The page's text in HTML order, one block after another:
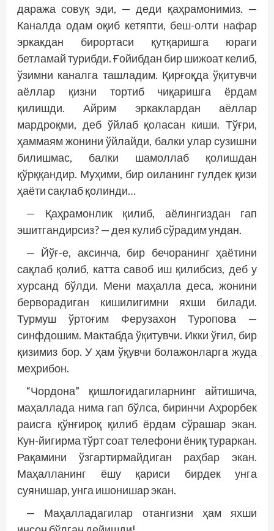
даража совуқ эди, — деди қаҳрамонимиз. —
Каналда одам оқиб кетяпти, беш-олти нафар
эркакдан бирортаси қутқаришга юраги
бетламай турибди. Ғойибдан бир шижоат келиб,
ўзимни каналга ташладим. Қирғоқда ўқитувчи
аёллар қизни тортиб чиқаришга ёрдам
қилишди. Айрим эркаклардан аёллар
мардроқми, деб ўйлаб қоласан киши. Тўғри,
ҳаммаям жонини ўйлайди, балки улар сузишни
билишмас, балки шамоллаб қолишдан
қўрққандир. Муҳими, бир оиланинг гулдек қизи
ҳаёти сақлаб қолинди…
— Қаҳрамонлик қилиб, аёлингиздан гап
эшитгандирсиз? — дея кулиб сўрадим ундан.
— Йўғ-е, аксинча, бир бечоранинг ҳаётини
сақлаб қолиб, катта савоб иш қилибсиз, деб у
хурсанд бўлди. Мени маҳалла деса, жонини
берворадиган кишилигимни яхши билади.
Турмуш ўртоғим Ферузахон Туропова —
синфдошим. Мактабда ўқитувчи. Икки ўғил, бир
қизимиз бор. У ҳам ўқувчи болажонларга жуда
меҳрибон.
“Чордона” қишлоғидагиларнинг айтишича,
маҳаллада нима гап бўлса, биринчи Аҳрорбек
раисга қўнғироқ қилиб ёрдам сўрашар экан.
Кун-йигирма тўрт соат телефони ёниқ тураркан.
Рақамини ўзгартирмайдиган раҳбар экан.
Маҳалланинг ёшу қариси бирдек унга
суянишар, унга ишонишар экан.
— Маҳалладагилар отангизни ҳам яхши